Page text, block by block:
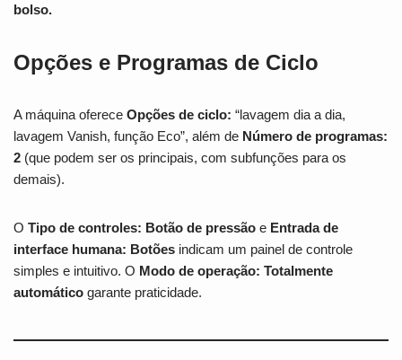
bolso.
Opções e Programas de Ciclo
A máquina oferece Opções de ciclo: “lavagem dia a dia,
lavagem Vanish, função Eco”, além de Número de programas:
2 (que podem ser os principais, com subfunções para os
demais).
O Tipo de controles: Botão de pressão e Entrada de
interface humana: Botões indicam um painel de controle
simples e intuitivo. O Modo de operação: Totalmente
automático garante praticidade.